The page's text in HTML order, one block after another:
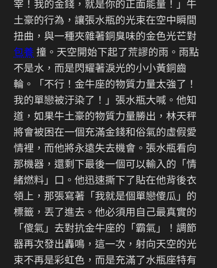
宰！我的金錢，就是你的正面能量！」牛
土豪的行為，讓張水瓶的光束在空中瞬間
扭曲，與一種夾雜著銅臭味的金色光芒對
包養 撞。天空開始下起了荒謬的雨。雨點
不是水，而是閃耀著淚光的小小黃銅齒
輪。「不行！金牛座的物質力量太強了！
我的單戀被汙染了！」張水瓶大喊。他知
道，如果牛土豪的物質力量勝出，林天秤
將會被困在一個充滿金錢和俗氣的虛假愛
情裡，而他將永遠失去機會。張水瓶看向
那機器，還剩下最後一個可以輸入的「情
緒燃料」口。他迅速撕下了貼在他背後衣
領上，那張寫著「我就是個單戀傻瓜」的
標籤，丟了進去。他必須用自己最真實的
「傻氣」去對抗金牛座的「霸氣」！調節
器再次發出轟鳴，這一次，射向天空的光
束不再是彩虹色，而是充滿了水瓶座特有